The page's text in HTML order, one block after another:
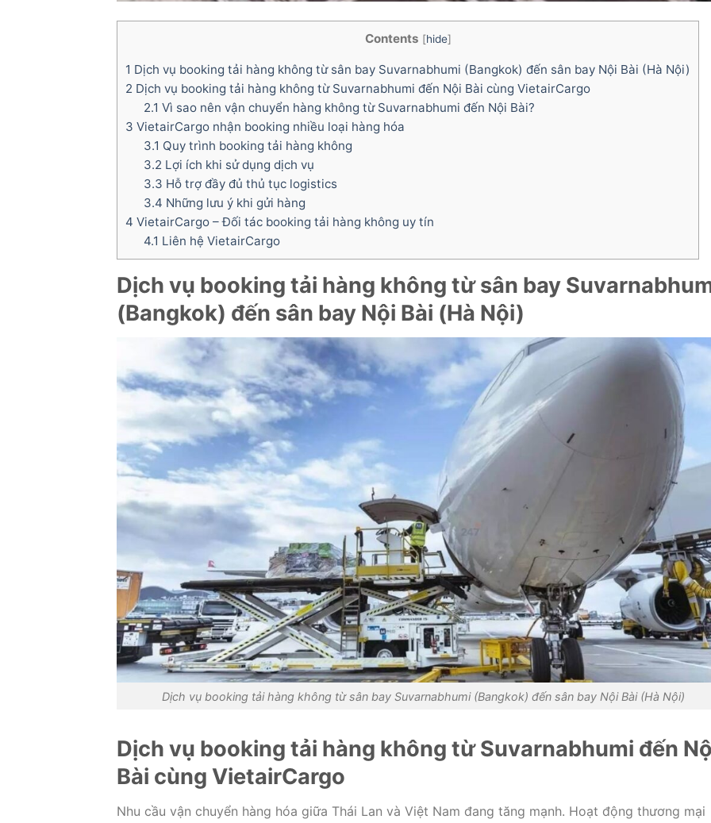
Contents [hide]
1 Dịch vụ booking tải hàng không từ sân bay Suvarnabhumi (Bangkok) đến sân bay Nội Bài (Hà Nội)
2 Dịch vụ booking tải hàng không từ Suvarnabhumi đến Nội Bài cùng VietairCargo
2.1 Vì sao nên vận chuyển hàng không từ Suvarnabhumi đến Nội Bài?
3 VietairCargo nhận booking nhiều loại hàng hóa
3.1 Quy trình booking tải hàng không
3.2 Lợi ích khi sử dụng dịch vụ
3.3 Hỗ trợ đầy đủ thủ tục logistics
3.4 Những lưu ý khi gửi hàng
4 VietairCargo – Đối tác booking tải hàng không uy tín
4.1 Liên hệ VietairCargo
Dịch vụ booking tải hàng không từ sân bay
(Bangkok) đến sân bay Nội Bài (Hà Nội)
Dịch vụ booking tải hàng không từ sân bay Suvarnabhumi (Bangkok) đến sân bay Nội Bài (Hà Nội)
Dịch vụ booking tải hàng không từ Suvarnabhumi đến
Bài cùng VietairCargo
Nhu cầu vận chuyển hàng hóa giữa Thái Lan và Việt Nam đang tăng mạnh. Hoạt động thương mại